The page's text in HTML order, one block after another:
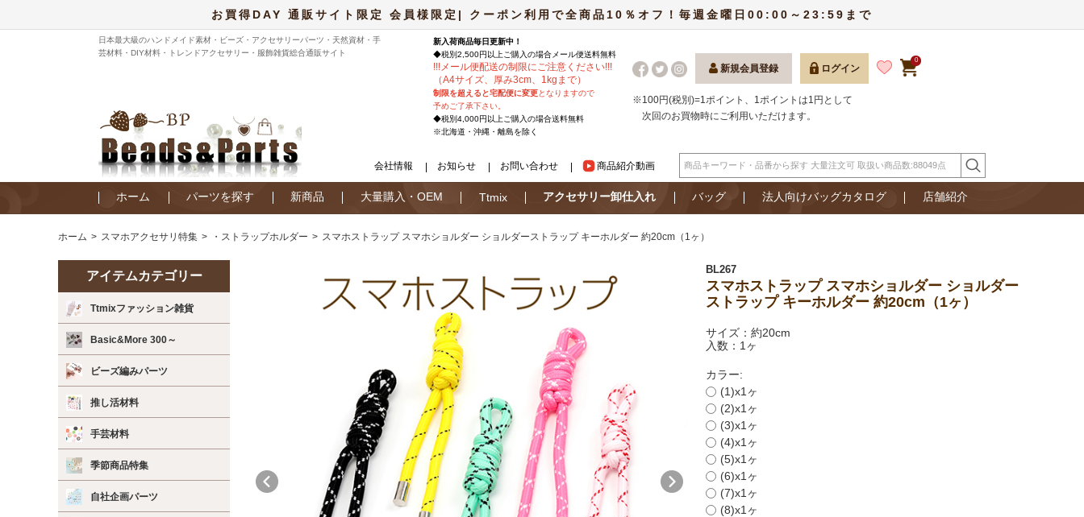
お買得DAY 通販サイト限定 会員様限定| クーポン利用で全商品10％オフ！毎週金曜日00:00～23:59まで
日本最大級のハンドメイド素材・ビーズ・アクセサリーパーツ・天然資材・手
芸材料・DIY材料・トレンドアクセサリー・服飾雑貨総合通販サイト
新入荷商品毎日更新中！
◆税別2,500円以上ご購入の場合 メール便送料無料
!!!メール便配送の制限にご注意ください!!!
（A4サイズ、厚み3cm、1kgまで）
制限を超えると宅配便に変更となりますので
予めご了承下さい。
◆税別4,000円以上ご購入の場合送料無料
※北海道・沖縄・離島を除く
新規会員登録 ログイン
0
※100円(税別)=1ポイント、1ポイントは1円として
次回のお買物時にご利用いただけます。
会社情報 お知らせ お問い合わせ 商品紹介動画
ホーム パーツを探す 新商品 大量購入・OEM Ttmix アクセサリー卸仕入れ バッグ 法人向けバッグカタログ 店舗紹介
ホーム スマホアクセサリ特集 ・ストラップホルダー スマホストラップ スマホショルダー ショルダーストラップ キーホルダー 約20cm（1ヶ）
アイテムカテゴリー
Ttmixファッション雑貨
Basic&More 300～
ビーズ編みパーツ
推し活材料
手芸材料
季節商品特集
自社企画パーツ
BL267
スマホストラップ スマホショルダー ショルダー
ストラップ キーホルダー 約20cm（1ヶ）
サイズ：約20cm
入数：1ヶ
カラー:
(1)x1ヶ
(2)x1ヶ
(3)x1ヶ
(4)x1ヶ
(5)x1ヶ
(6)x1ヶ
(7)x1ヶ
(8)x1ヶ